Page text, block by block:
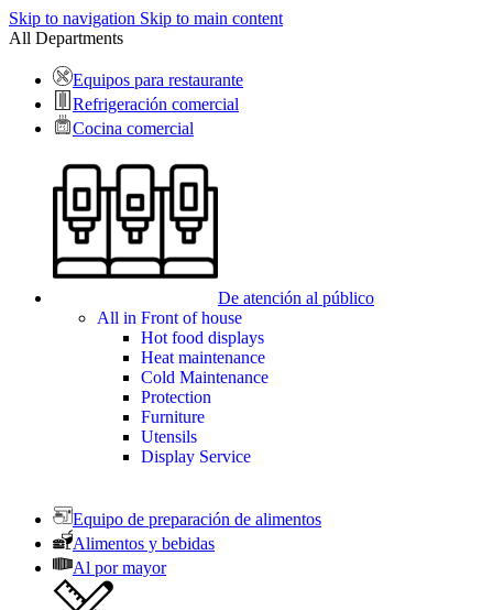
Skip to navigation Skip to main content
All Departments
Equipos para restaurante
Refrigeración comercial
Cocina comercial
De atención al público
All in Front of house
Hot food displays
Heat maintenance
Cold Maintenance
Protection
Furniture
Utensils
Display Service
Equipo de preparación de alimentos
Alimentos y bebidas
Al por mayor